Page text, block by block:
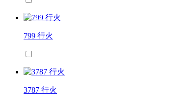
799 行火
3787 行火